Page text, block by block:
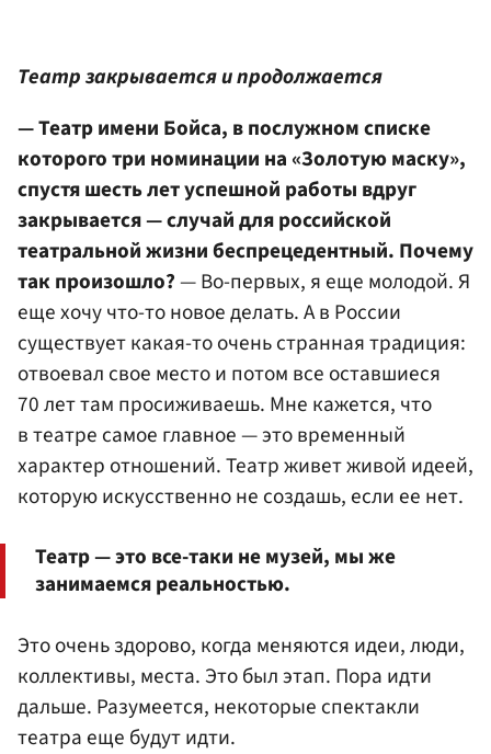
Театр закрывается и продолжается
— Театр имени Бойса, в послужном списке
которого три номинации на «Золотую маску»,
спустя шесть лет успешной работы вдруг
закрывается — случай для российской
театральной жизни беспрецедентный. Почему
так произошло?— Во-первых, я еще молодой. Я
еще хочу что-то новое делать. А в России
существует какая-то очень странная традиция:
отвоевал свое место и потом все оставшиеся
70 лет там просиживаешь. Мне кажется, что
в театре самое главное — это временный
характер отношений. Театр живет живой идеей,
которую искусственно не создашь, если ее нет.
Театр — это все-таки не музей, мы же
занимаемся реальностью.
Это очень здорово, когда меняются идеи, люди,
коллективы, места. Это был этап. Пора идти
дальше. Разумеется, некоторые спектакли
театра еще будут идти.